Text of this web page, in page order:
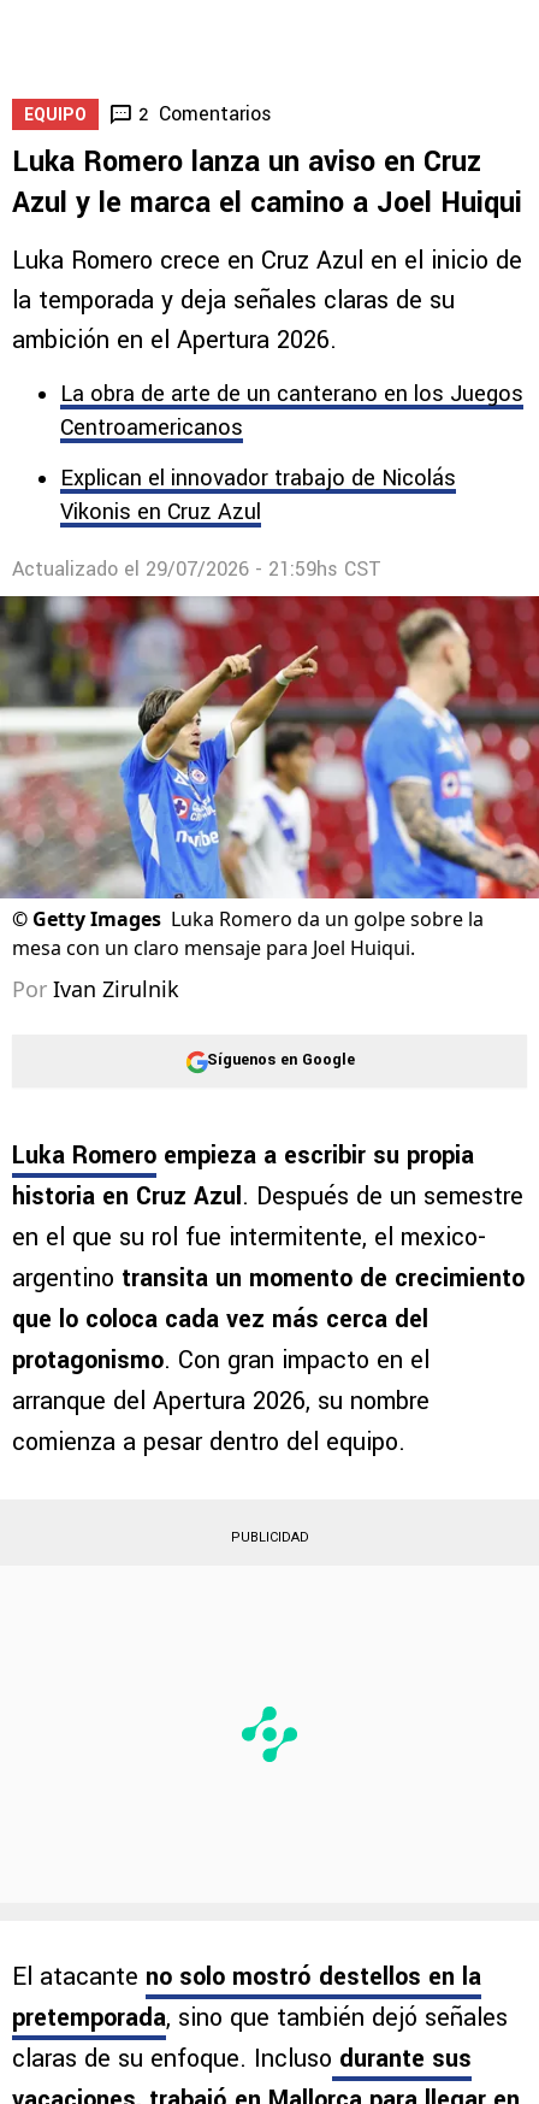
EQUIPO Comentarios
Luka Romero lanza un aviso en Cruz
Azul y le marca el camino a Joel Huiqui
la temporada y deja señales claras de su
ambición en el Apertura 2026.
La obra de arte de un canterano en los Juegos
Centroamericanos
Explican el innovador trabajo de Nicolás
Vikonis en Cruz Azul
Actualizado el 29/07/2026 - 21:59hs CST
mesa con un claro mensaje para Joel Huiqui.
Síguenos en Google
Luka Romeroempieza a escribir su propia
historia en Cruz Azul. Después de un semestre
en el que su rol fue intermitente, el mexico-
argentinotransita un momento de crecimiento
que lo coloca cada vez más cerca del
comienza a pesar dentro del equipo.
El atacante no solo mostró destellos en la